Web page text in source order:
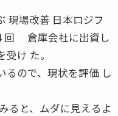
場改善 日本ロジフ
回 倉庫会社に出資し
け た。
るので、現状を評価 し
ると、ムダに見えるよ